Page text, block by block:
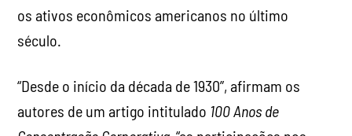
os ativos econômicos americanos no último
século.
“Desde o início da década de 1930”, afirmam os
autores de um artigo intitulado 100 Anos de